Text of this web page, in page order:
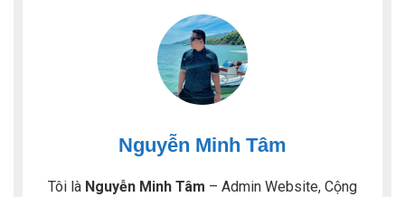
Nguyễn Minh Tâm
Tôi là Nguyễn Minh Tâm – Admin Website, Cộng